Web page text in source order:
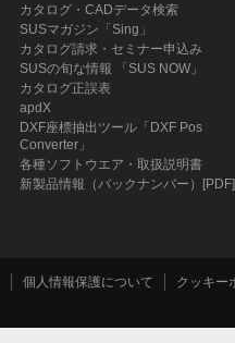
カタログ・CADデータ検索
SUSマガジン「Sing」
カタログ請求・セミナー申込み
SUSの旬な情報 「SUS NOW」
カタログ正誤表
apdX
DXF座標抽出ツール「DXF Pos
Converter」
各種ソフトウエア・取扱説明書
新製品情報（バックナンバー）[PDF]
個人情報保護について クッキー